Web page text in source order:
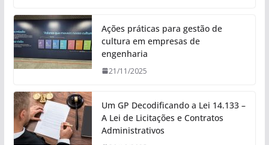
Ações práticas para gestão de
cultura em empresas de
engenharia
21/11/2025
Um GP Decodificando a Lei 14.133 –
A Lei de Licitações e Contratos
Administrativos